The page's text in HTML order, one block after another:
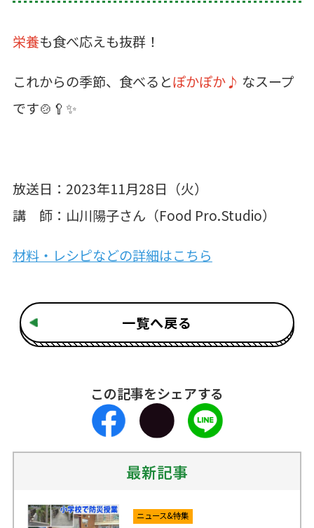
栄養も食べ応えも抜群！
これからの季節、食べるとぽかぽか♪ なスープ
です🍲🥄✨
放送日：2023年11月28日（火）
講 師：山川陽子さん（Food Pro.Studio）
材料・レシピなどの詳細はこちら
一覧へ戻る
この記事をシェアする
最新記事
ニュース&特集